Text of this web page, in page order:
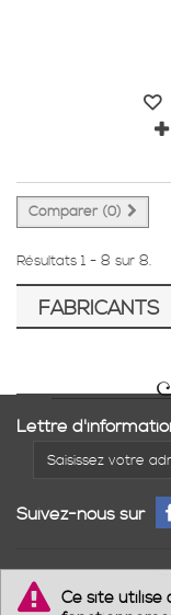
Comparer (0)
Résultats 1 - 8 sur 8.
FABRICANTS
Lettre
Suivez-nous sur
Ce site utilise